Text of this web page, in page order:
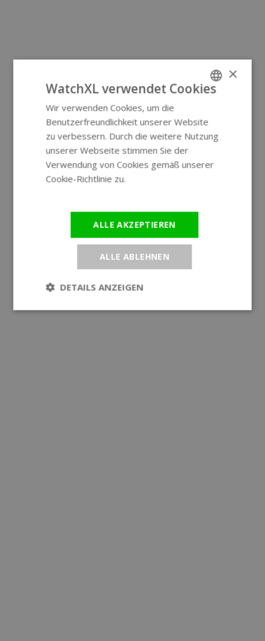
GERMAN
×
WatchXL verwendet Cookies
Wir verwenden Cookies, um die
Benutzerfreundlichkeit unserer Website
zu verbessern. Durch die weitere Nutzung
unserer Webseite stimmen Sie der
Verwendung von Cookies gemäß unserer
Cookie-Richtlinie zu.
ALLE AKZEPTIEREN
ALLE ABLEHNEN
DETAILS ANZEIGEN